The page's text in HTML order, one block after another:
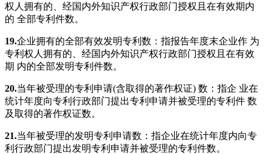
权人拥有的、经国内外知识产权行政部门授权且在有效期内
的 全部专利件数。
19.企业拥有的全部有效发明专利数：指报告年度末企业作 为
专利权人拥有的、经国内外知识产权行政部门授权且在有效
期 内的全部发明专利件数。
20.当年被受理的专利申请(含取得的著作权证) 数：指企 业在
统计年度向专利行政部门提出专利申请并被受理的专利件 数
及取得的著作权证数。
21.当年被受理的发明专利申请数：指企业在统计年度内向专
利行政部门提出发明专利申请并被受理的专利件数。